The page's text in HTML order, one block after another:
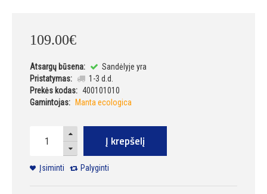
109.00€
Atsargų būsena:
Sandėlyje yra
Pristatymas:
1-3 d.d.
Prekės kodas: 400101010
Gamintojas:
Manta ecologica
Į krepšelį
Įsiminti Palyginti